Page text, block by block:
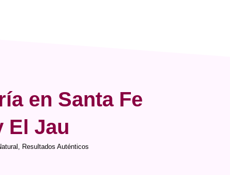
en Santa Fe
El Jau
Resultados Auténticos